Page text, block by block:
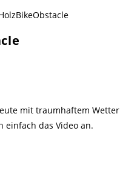
mit traumhaftem Wetter
einfach das Video an.